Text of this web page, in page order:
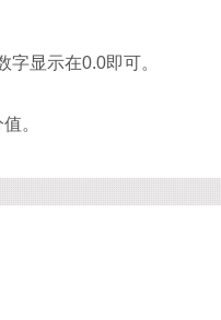
显示在0.0即可。
。